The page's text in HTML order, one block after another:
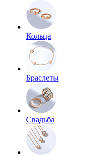
Кольца
Браслеты
Свадьба